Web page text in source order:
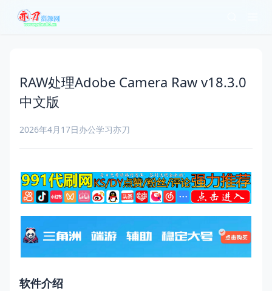
RAW处理Adobe Camera Raw v18.3.0
中文版
2026年4月17日办公学习亦刀
软件介绍